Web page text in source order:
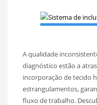
A qualidade
diagnóstico estão a
incorporação de tecido
estrangulamentos,
fluxo de trabalho.